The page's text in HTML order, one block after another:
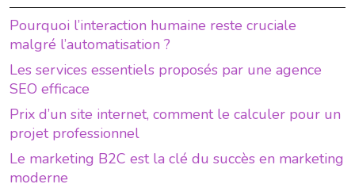
Pourquoi l’interaction humaine reste cruciale
malgré l’automatisation ?
Les services essentiels proposés par une agence
SEO efficace
Prix d’un site internet, comment le calculer pour un
projet professionnel
Le marketing B2C est la clé du succès en marketing
moderne